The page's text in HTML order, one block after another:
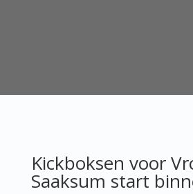
Kickboksen voor
Saaksum start